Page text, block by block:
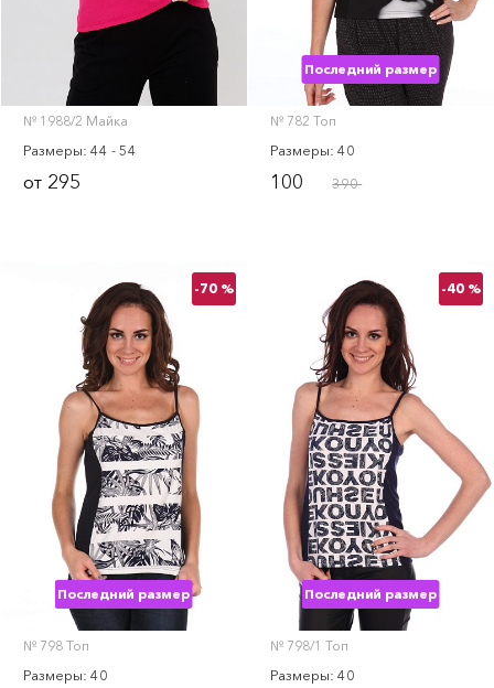
№ 1988/2 Майка
Размеры: 44 - 54
от295
Последний размер
№ 782 Топ
Размеры: 40
100 390
Последний размер
-70 %
№ 798 Топ
Размеры: 40
Последний размер
-40 %
№ 798/1 Топ
Размеры: 40